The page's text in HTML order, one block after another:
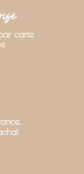
carte